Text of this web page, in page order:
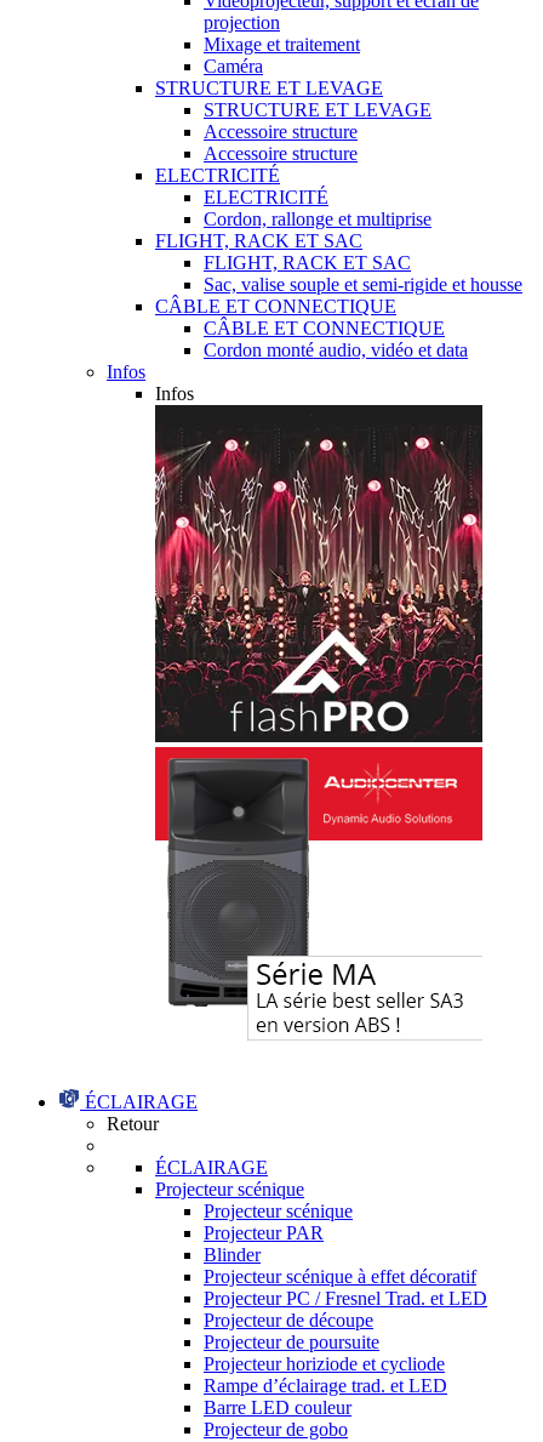
projection
Mixage et traitement
Caméra
STRUCTURE ET LEVAGE
STRUCTURE ET LEVAGE
Accessoire structure
Accessoire structure
ELECTRICITÉ
ELECTRICITÉ
Cordon, rallonge et multiprise
FLIGHT, RACK ET SAC
FLIGHT, RACK ET SAC
Sac, valise souple et semi-rigide et housse
CÂBLE ET CONNECTIQUE
CÂBLE ET CONNECTIQUE
Cordon monté audio, vidéo et data
Infos
Infos
ÉCLAIRAGE
Retour
ÉCLAIRAGE
Projecteur scénique
Projecteur scénique
Projecteur PAR
Blinder
Projecteur scénique à effet décoratif
Projecteur PC / Fresnel Trad. et LED
Projecteur de découpe
Projecteur de poursuite
Projecteur horiziode et cycliode
Rampe d’éclairage trad. et LED
Barre LED couleur
Projecteur de gobo